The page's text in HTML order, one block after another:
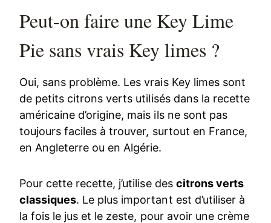
Peut-on faire une Key Lime
Pie sans vrais Key limes ?
Oui, sans problème. Les vrais Key limes sont
de petits citrons verts utilisés dans la recette
américaine d’origine, mais ils ne sont pas
toujours faciles à trouver, surtout en France,
en Angleterre ou en Algérie.
Pour cette recette, j’utilise des citrons verts
classiques. Le plus important est d’utiliser à
la fois le jus et le zeste, pour avoir une crème